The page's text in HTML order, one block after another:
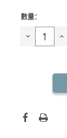
目前
存：
數量：
減 增